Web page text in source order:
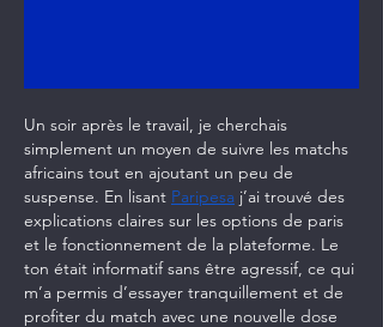
Un soir après le travail, je cherchais
simplement un moyen de suivre les matchs
africains tout en ajoutant un peu de
suspense. En lisant Paripesa j’ai trouvé des
explications claires sur les options de paris
et le fonctionnement de la plateforme. Le
ton était informatif sans être agressif, ce qui
m’a permis d’essayer tranquillement et de
profiter du match avec une nouvelle dose